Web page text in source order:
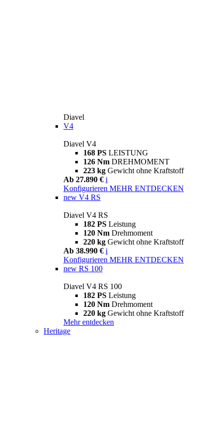
Diavel
V4
Diavel V4
168 PS LEISTUNG
126 Nm DREHMOMENT
223 kg Gewicht ohne Kraftstoff
Ab 27.890 € i
Konfigurieren MEHR ENTDECKEN
new V4 RS
Diavel V4 RS
182 PS Leistung
120 Nm Drehmoment
220 kg Gewicht ohne Kraftstoff
Ab 38.990 € i
Konfigurieren MEHR ENTDECKEN
new RS 100
Diavel V4 RS 100
182 PS Leistung
120 Nm Drehmoment
220 kg Gewicht ohne Kraftstoff
Mehr entdecken
Heritage